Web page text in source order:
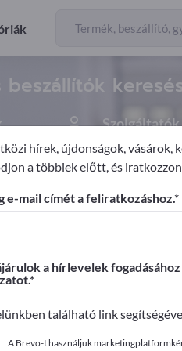
Szolgáltatók
1
en!
>> kezdje itt
az Exportpages-en!
közzé itt
hírek, újdonságok, vásárok,
a többiek előtt, és
e-mail címét a feliratkozáshoz.
a hírlevelek
található link
A Brevo-t használjuk